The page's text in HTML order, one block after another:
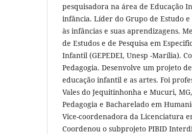
pesquisadora na área de Educação
infância. Líder do Grupo de Estudo e
às infâncias e suas aprendizagens.
de Estudos e de Pesquisa em
Infantil (GEPEDEI, Unesp -Marília).
Pedagogia. Desenvolve um projeto
educação infantil e as artes. Foi
Vales do Jequitinhonha e Mucuri,
Pedagogia e Bacharelado em
Vice-coordenadora da Licenciatura
Coordenou o subprojeto PIBID